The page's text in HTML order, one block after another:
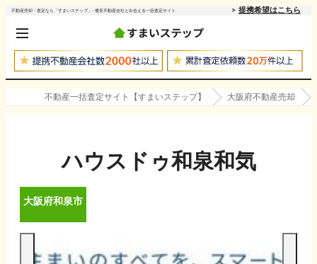
不動産売却・査定なら「すまいステップ」- 優良不動産会社と出会える一括査定サイト 提携希望はこちら
不動産一括査定サイト【すまいステップ】 大阪府不動産売却
ハウスドゥ和泉和気
大阪府和泉市